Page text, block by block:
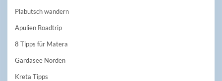
Plabutsch wandern
Apulien Roadtrip
8 Tipps für Matera
Gardasee Norden
Kreta Tipps